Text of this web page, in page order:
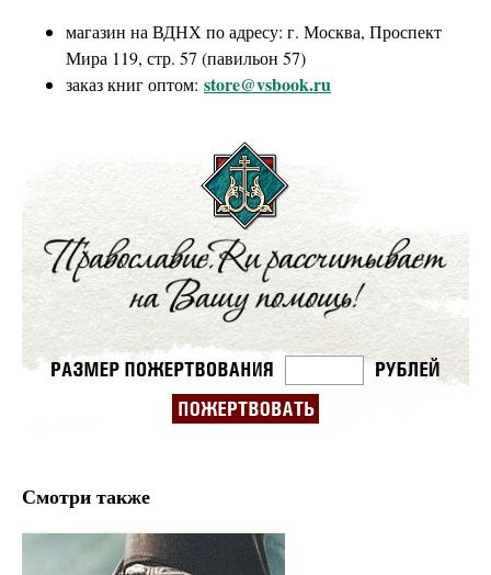
магазин на ВДНХ по адресу: г. Москва, Проспект
Мира 119, стр. 57 (павильон 57)
заказ книг оптом: store@vsbook.ru
Смотри также